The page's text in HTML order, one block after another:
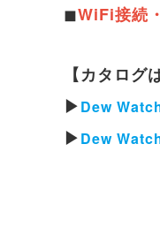
◼︎WiFi接続
【カタログ
▶Dew
▶Dew